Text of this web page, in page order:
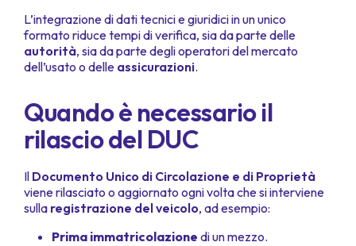
L’integrazione di dati tecnici e giuridici in un unico
formato riduce tempi di verifica, sia da parte delle
autorità, sia da parte degli operatori del mercato
dell’usato o delle assicurazioni.
Quando è necessario il
rilascio del DUC
Il Documento Unico di Circolazione e di Proprietà
viene rilasciato o aggiornato ogni volta che si interviene
sulla registrazione del veicolo, ad esempio:
Prima immatricolazione di un mezzo.